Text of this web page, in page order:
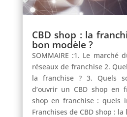
CBD shop : la
bon modèle ?
SOMMAIRE :1. Le marché
réseaux de franchise 2.
la franchise ? 3. Quels
d’ouvrir un CBD shop en
shop en franchise : quels
Franchises de CBD shop :